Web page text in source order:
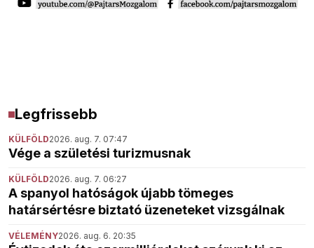
Legfrissebb
KÜLFÖLD2026. aug. 7. 07:47
Vége a születési turizmusnak
KÜLFÖLD2026. aug. 7. 06:27
A spanyol hatóságok újabb tömeges
határsértésre biztató üzeneteket vizsgálnak
VÉLEMÉNY2026. aug. 6. 20:35